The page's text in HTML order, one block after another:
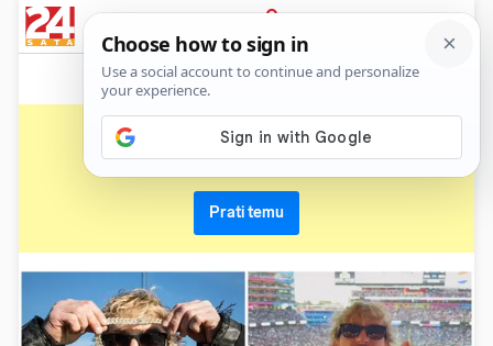
PRIJAVA
News
karte
Prati temu